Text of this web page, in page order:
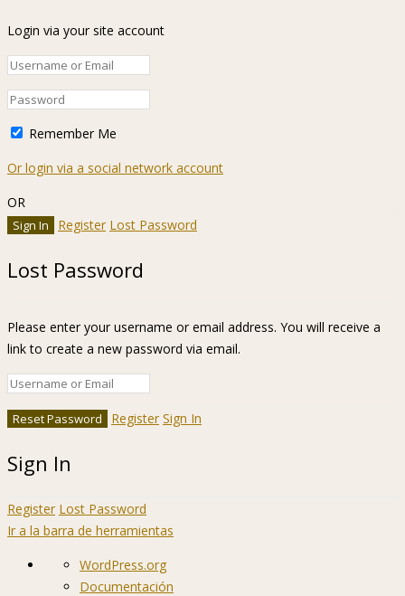
Login via your site account
Remember Me
Or login via a social network account
OR
Register Lost Password
Lost Password
Please enter your username or email address. You will receive a
link to create a new password via email.
Register Sign In
Sign In
Register Lost Password
Ir a la barra de herramientas
AcercaWordPress.org
Documentación